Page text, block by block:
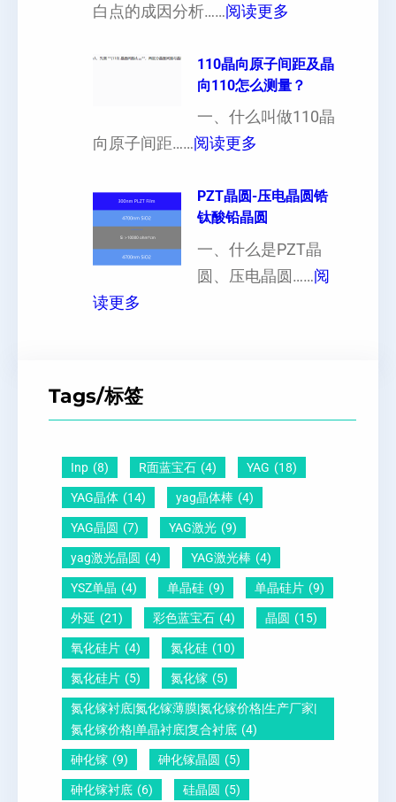
也
以
定
超
薄
硅
向
性
对
硬
度
影
响
白点的成因分析……阅读更多
晶
硅
片
白
或
者
？
说
明
110晶向原子间距及晶
向110怎么测量？
一、什么叫做110晶
向原子间距……阅读更多
1
0
晶
向
向
1
怎
么
测
PZT晶圆-压电晶圆锆
钛酸铅晶圆
一、什么是PZT晶
圆、压电晶圆……阅
读更多
晶
-
压
电
晶
圆
钛
铅
晶
圆
Tags/标签
Inp (8) R面蓝宝石 (4) YAG (18)
YAG晶体 (14) yag晶体棒 (4)
YAG晶圆 (7) YAG激光 (9)
yag激光晶圆 (4) YAG激光棒 (4)
YSZ单晶 (4) 单晶硅 (9) 单晶硅片 (9)
外延 (21) 彩色蓝宝石 (4) 晶圆 (15)
氧化硅片 (4) 氮化硅 (10)
氮化硅片 (5) 氮化镓 (5)
氮化镓衬底|氮化镓薄膜|氮化镓价格|生产厂家|
氮化镓价格|单晶衬底|复合衬底 (4)
砷化镓 (9) 砷化镓晶圆 (5)
砷化镓衬底 (6) 硅晶圆 (5)